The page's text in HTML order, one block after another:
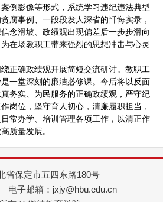
例影像等形式，系统学习违纪违法典型
腐事例、一段段发人深省的忏悔实录，
念滑坡、政绩观出现偏差后一步步滑向
在场教职工带来强烈的思想冲击与心灵
正确政绩观开展简短交流研讨。教职工
一堂深刻的廉洁必修课。今后将以反面
务实、为民服务的正确政绩观，严守纪
岗位，坚守育人初心，清廉履职担当，
常办学、培训管理各项工作，以清正作
质量发展。
省保定市五四东路180号
电子邮箱：jxjy@hbu.edu.cn